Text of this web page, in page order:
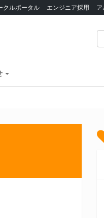
クルポータル エンジニア採用